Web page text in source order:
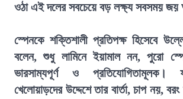
ওঠা এই দলের সবচেয়ে বড় লক্ষ্য সবসময় জয়
স্পেনকে শক্তিশালী প্রতিপক্ষ হিসেবে
বলেন, শুধু লামিনে ইয়ামাল নন, পুরো
ভারসাম্যপূর্ণ ও প্রতিযোগিতামূলক।
খেলোয়াড়দের উদ্দেশে তার বার্তা, চাপ নয়,